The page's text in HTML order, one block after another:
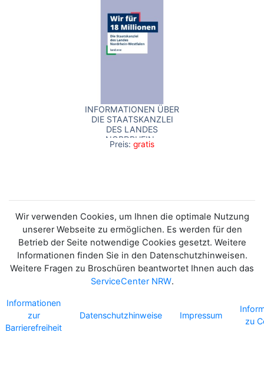
INFORMATIONEN ÜBER
DIE STAATSKANZLEI
DES LANDES
NORDRHEIN-
WESTFALEN UND IHRE
Preis: gratis
Wir verwenden Cookies, um Ihnen die optimale Nutzung
unserer Webseite zu ermöglichen. Es werden für den
Betrieb der Seite notwendige Cookies gesetzt. Weitere
Informationen finden Sie in den Datenschutzhinweisen.
Weitere Fragen zu Broschüren beantwortet Ihnen auch das
ServiceCenter NRW.
Informationen
zur
Barrierefreiheit
Datenschutzhinweise Impressum
zu